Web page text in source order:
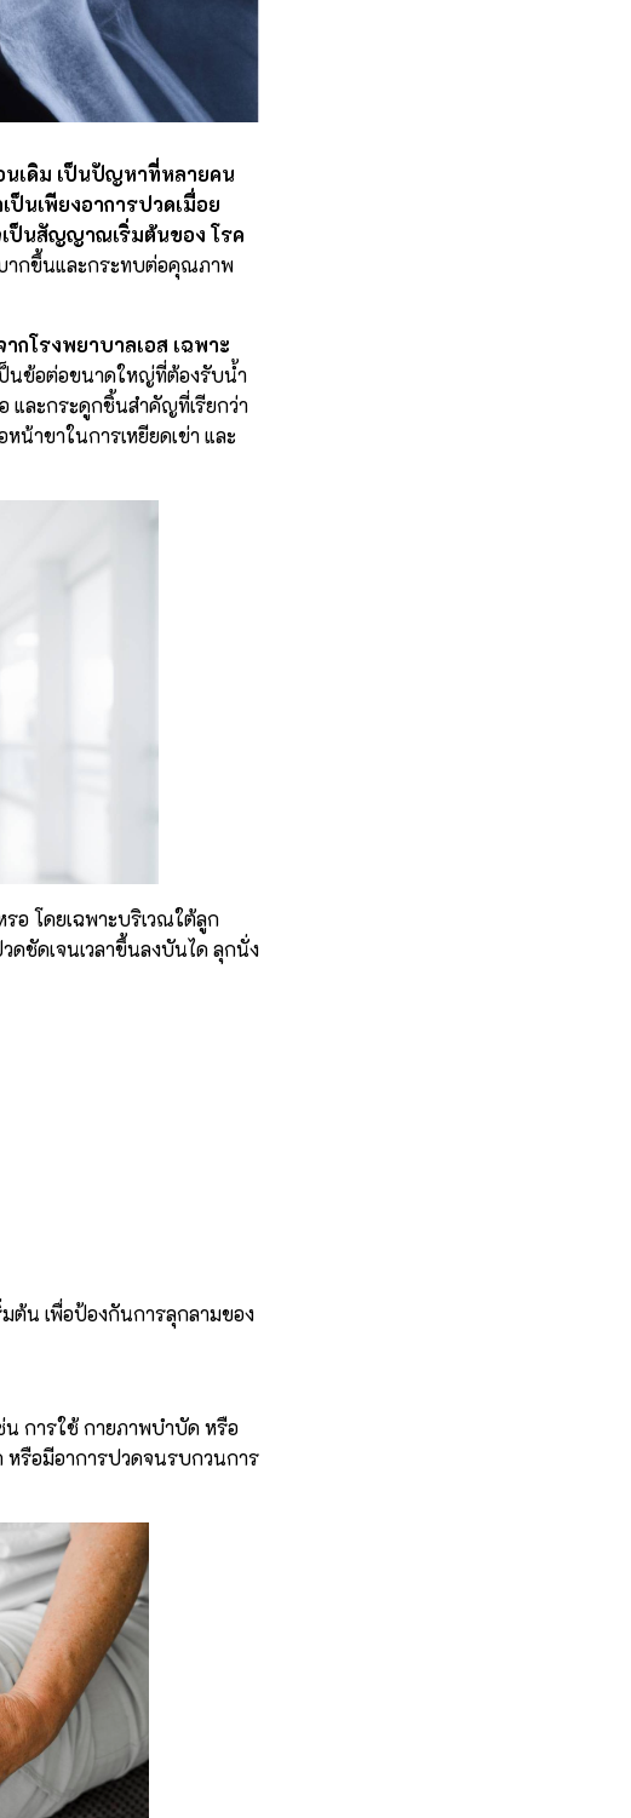
นเดิม เป็นปัญหาที่หลายคน
นเพียงอาการปวดเมื่อย
เป็นสัญญาณเริ่มต้นของ โรค
บากขึ้นและกระทบต่อคุณภาพ
กโรงพยาบาลเอส เฉพาะ
ป็นข้อต่อขนาดใหญ่ที่ต้องรับน้ำ
และกระดูกชิ้นสำคัญที่เรียกว่า
น้าขาในการเหยียดเข่า และ
อ โดยเฉพาะบริเวณใต้ลูก
ดชัดเจนเวลาขึ้นลงบันได ลุกนั่ง
มต้น เพื่อป้องกันการลุกลามของ
น การใช้ กายภาพบำบัด หรือ
หรือมีอาการปวดจนรบกวนการ